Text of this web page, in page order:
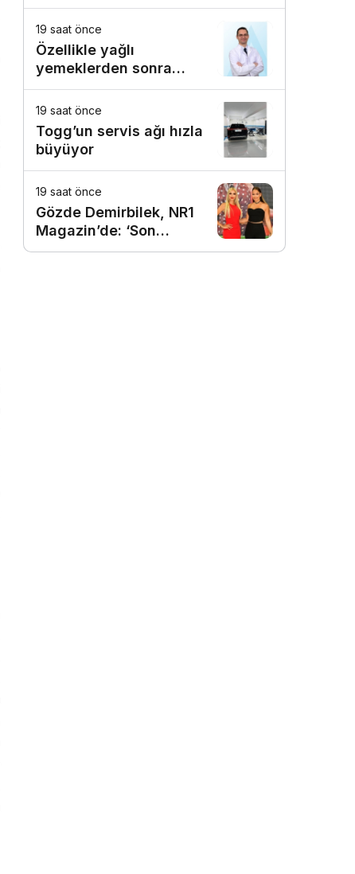
19 saat önce
Özellikle yağlı
yemeklerden sonra
başlıyorsa, gecikmeyin
19 saat önce
Togg’un servis ağı hızla
büyüyor
19 saat önce
Gözde Demirbilek, NR1
Magazin’de: ‘Son
assolist olarak var